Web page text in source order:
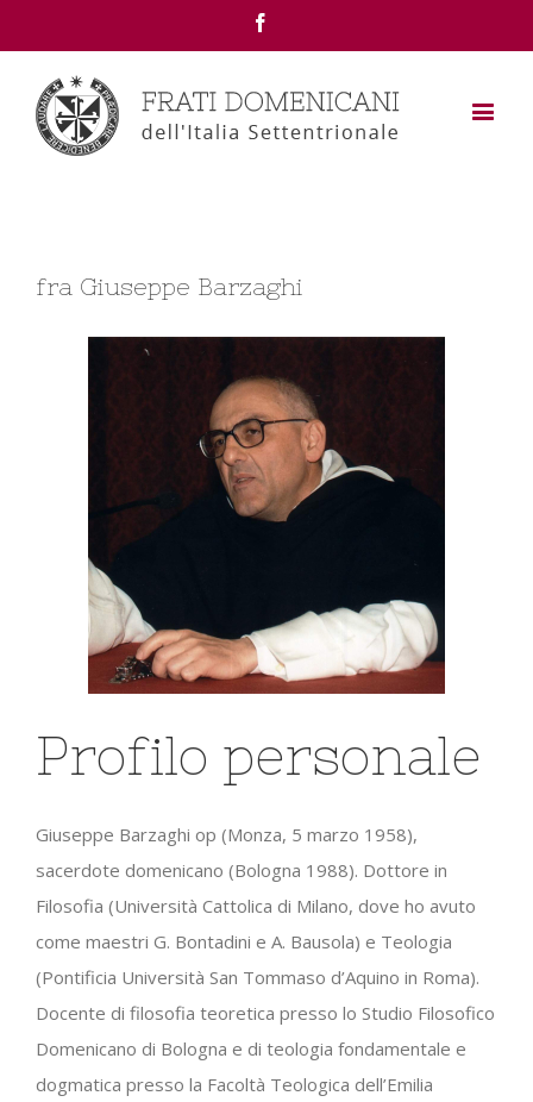
fra Giuseppe Barzaghi
Profilo personale
Giuseppe Barzaghi op (Monza, 5 marzo 1958),
sacerdote domenicano (Bologna 1988). Dottore in
Filosofia (Università Cattolica di Milano, dove ho avuto
come maestri G. Bontadini e A. Bausola) e Teologia
(Pontificia Università San Tommaso d’Aquino in Roma).
Docente di filosofia teoretica presso lo Studio Filosofico
Domenicano di Bologna e di teologia fondamentale e
dogmatica presso la Facoltà Teologica dell’Emilia